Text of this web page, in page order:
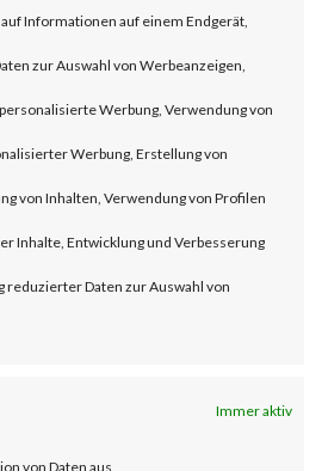
Informationen auf einem Endgerät,
zur Auswahl von Werbeanzeigen,
Werbung, Verwendung von
Werbung, Erstellung von
von Inhalten, Verwendung von Profilen
Inhalte, Entwicklung und Verbesserung
reduzierter Daten zur Auswahl von
Immer aktiv
von Daten aus
this as “viewing”)
a malicious
folder.
because
used and CVE-
a 0-day in April